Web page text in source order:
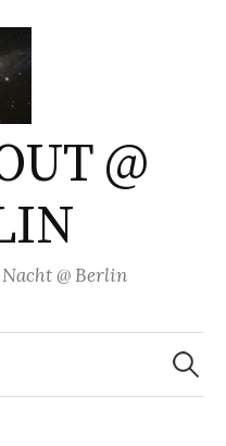
@
@ Berlin
Suchen
nach: